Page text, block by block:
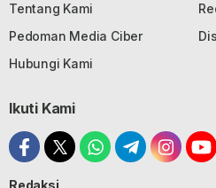
Tentang Kami
Pedoman Media Ciber
Hubungi Kami
Ikuti Kami